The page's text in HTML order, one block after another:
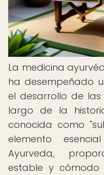
La medicina
ha desempeñado
el desarrollo de
largo de la
conocida como
elemento
Ayurveda,
estable y